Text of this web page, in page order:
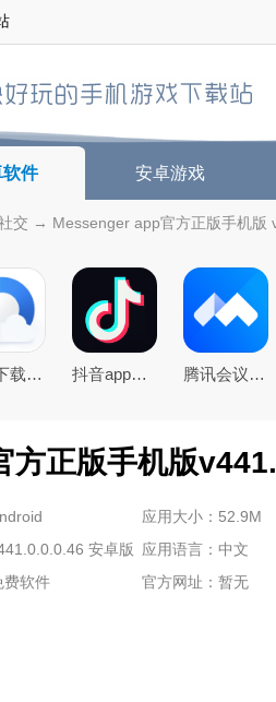
件 安卓游戏
交 → Messenger app官方正版手机版
免费下载2026最新版手机QQ浏览器 抖音app官方最新版本 腾讯会议app下载安装2026年官方免费版
正版手机版
应用大小：52.9M
安卓版 应用语言：中文
费软件
官方网址：暂无